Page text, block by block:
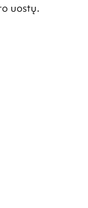
uostų.